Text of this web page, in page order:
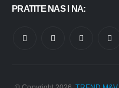
PRATITE NAS I NA: